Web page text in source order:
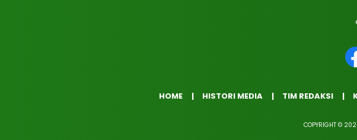
HOME HISTORI MEDIA TIM REDAKSI
COPYRIGHT ©